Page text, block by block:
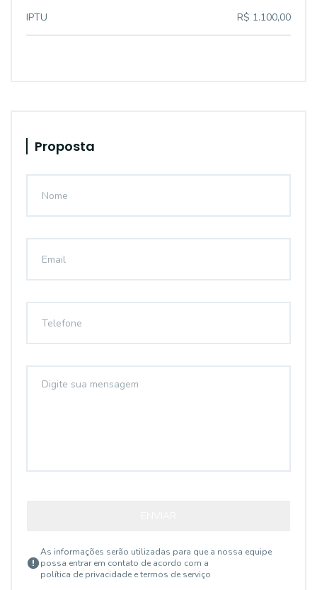
IPTU R$ 1.100,00
Proposta
As informações serão utilizadas para que a nossa equipe
possa entrar em contato de acordo com a
política de privacidade e termos de serviço